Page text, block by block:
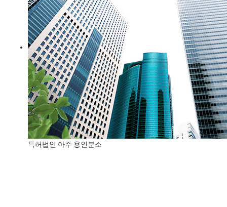
특허법인 아주 용인분소